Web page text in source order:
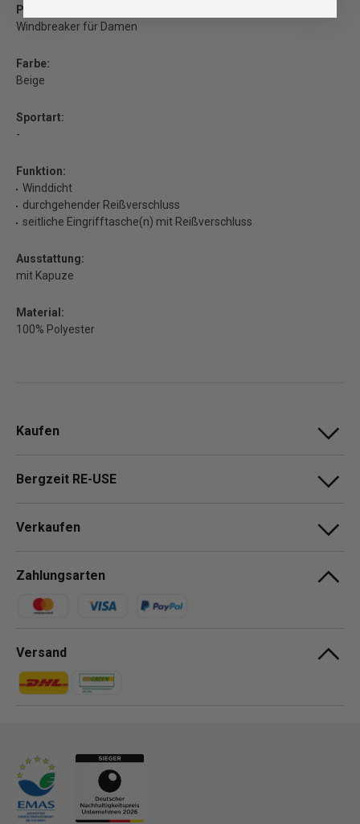
Produkt:
Windbreaker für Damen
Farbe:
Beige
Sportart:
-
Funktion:
Winddicht
durchgehender Reißverschluss
seitliche Eingrifftasche(n) mit Reißverschluss
Ausstattung:
mit Kapuze
Material:
100% Polyester
Kaufen
Bergzeit RE-USE
Verkaufen
Zahlungsarten
Zahlungsmethoden
Versand
Zahlungsmethoden
Zahlungsmethoden